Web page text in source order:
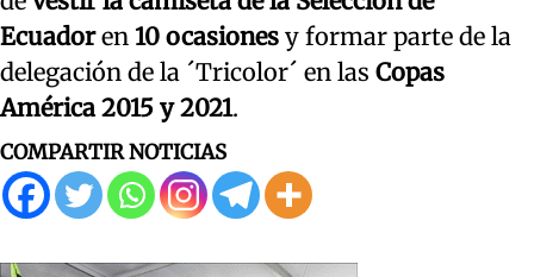
Ecuadoren 10 ocasiones y formar parte de la
delegación de la ´Tricolor´ en las Copas
América 2015 y 2021.
COMPARTIR NOTICIAS